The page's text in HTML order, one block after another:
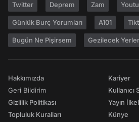
Twitter Deprem Zam
Günlük Burç Yorumları A101
Bugün Ne Pişirsem Gezilecek Yerler
Hakkımızda
Geri Bildirim
Gizlilik Politikası
Topluluk Kuralları
Kariyer
Kullanıcı
Yayın
Künye